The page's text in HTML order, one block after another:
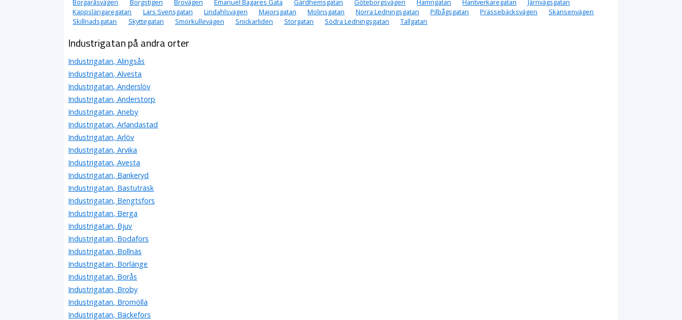
Käppslängaregatan
Lars Svensgatan Lindahlsvägen Majorsgatan Molinsgatan Norra Ledningsgatan Pilbågsgatan Prässebäcksvägen
Skansenvägen
Skillnadsgatan
Skyttegatan Smörkullevägen Snickarliden Storgatan Södra Ledningsgatan Tallgatan
Industrigatan på andra orter
Industrigatan, Alingsås
Industrigatan, Alvesta
Industrigatan, Anderslöv
Industrigatan, Anderstorp
Industrigatan, Aneby
Industrigatan, Arlandastad
Industrigatan, Arlöv
Industrigatan, Arvika
Industrigatan, Avesta
Industrigatan, Bankeryd
Industrigatan, Bastuträsk
Industrigatan, Bengtsfors
Industrigatan, Berga
Industrigatan, Bjuv
Industrigatan, Bodafors
Industrigatan, Bollnäs
Industrigatan, Borlänge
Industrigatan, Borås
Industrigatan, Broby
Industrigatan, Bromölla
Industrigatan, Bäckefors